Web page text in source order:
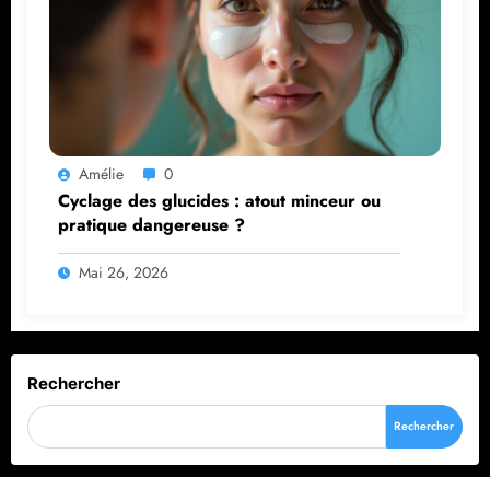
Amélie 0
Cyclage des glucides : atout minceur ou
pratique dangereuse ?
Mai 26, 2026
Rechercher
Rechercher